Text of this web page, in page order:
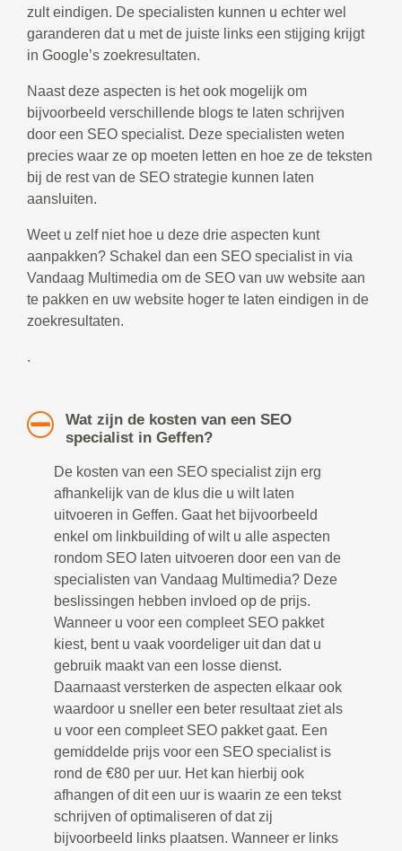
zult eindigen. De specialisten kunnen u echter wel
garanderen dat u met de juiste links een stijging krijgt
in Google’s zoekresultaten.
Naast deze aspecten is het ook mogelijk om
bijvoorbeeld verschillende blogs te laten schrijven
door een SEO specialist. Deze specialisten weten
precies waar ze op moeten letten en hoe ze de teksten
bij de rest van de SEO strategie kunnen laten
aansluiten.
Weet u zelf niet hoe u deze drie aspecten kunt
aanpakken? Schakel dan een SEO specialist in via
Vandaag Multimedia om de SEO van uw website aan
te pakken en uw website hoger te laten eindigen in de
zoekresultaten.
.
Wat zijn de kosten van een SEO
specialist in Geffen?
De kosten van een SEO specialist zijn erg
afhankelijk van de klus die u wilt laten
uitvoeren in Geffen. Gaat het bijvoorbeeld
enkel om linkbuilding of wilt u alle aspecten
rondom SEO laten uitvoeren door een van de
specialisten van Vandaag Multimedia? Deze
beslissingen hebben invloed op de prijs.
Wanneer u voor een compleet SEO pakket
kiest, bent u vaak voordeliger uit dan dat u
gebruik maakt van een losse dienst.
Daarnaast versterken de aspecten elkaar ook
waardoor u sneller een beter resultaat ziet als
u voor een compleet SEO pakket gaat. Een
gemiddelde prijs voor een SEO specialist is
rond de €80 per uur. Het kan hierbij ook
afhangen of dit een uur is waarin ze een tekst
schrijven of optimaliseren of dat zij
bijvoorbeeld links plaatsen. Wanneer er links